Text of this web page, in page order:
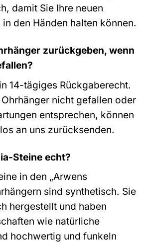
damit Sie Ihre neuen
den Händen halten können.
zurückgeben, wenn
14-tägiges Rückgaberecht.
nicht gefallen oder
entsprechen, können
an uns zurücksenden.
Steine echt?
in den „Arwens
sind synthetisch. Sie
hergestellt und haben
wie natürliche
hochwertig und funkeln